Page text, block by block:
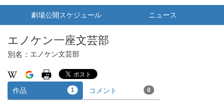
劇場公開スケジュール ニュース
エノケン一座文芸部
別名： エノケン文芸部
作品 1 コメント 0